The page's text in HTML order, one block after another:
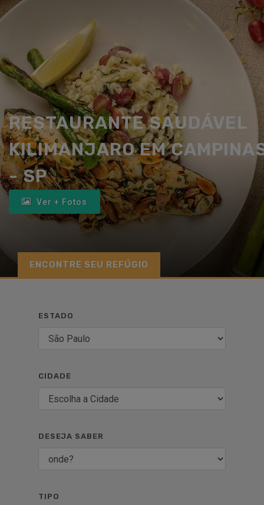
RESTAURANTE SAUDÁVEL
KILIMANJARO EM
- SP
Ver + Fotos
ENCONTRE SEU REFÚGIO
ESTADO
CIDADE
DESEJA SABER
TIPO